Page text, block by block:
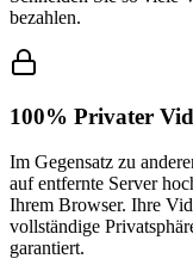
bezahlen.
100% Privater
Im Gegensatz zu
auf entfernte Server
Ihrem Browser. Ihre
vollständige
garantiert.